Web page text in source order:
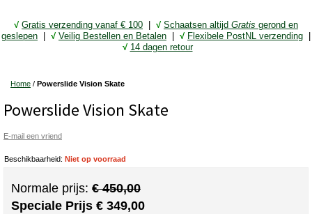
√ Gratis verzending vanaf € 100 √ Schaatsen altijd Gratis gerond en
geslepen
√ Veilig Bestellen en Betalen √ Flexibele PostNL verzending
√ 14 dagen retour
Home / Powerslide Vision Skate
Powerslide Vision Skate
E-mail een vriend
Beschikbaarheid: Niet op voorraad
Normale prijs: € 450,00
Speciale Prijs € 349,00